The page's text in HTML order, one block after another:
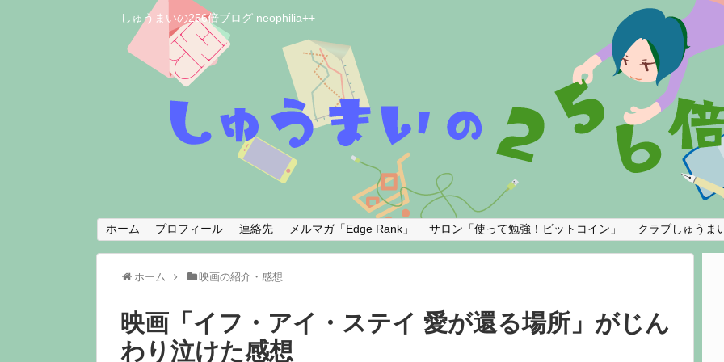
しゅうまいの256倍ブログ neophilia++
ホーム プロフィール 連絡先 メルマガ「Edge Rank」 サロン「使って勉強！ビットコイン」 クラブしゅうま
ホーム 映画の紹介・感想
映画「イフ・アイ・ステイ 愛が還る場所」がじん
わり泣けた感想